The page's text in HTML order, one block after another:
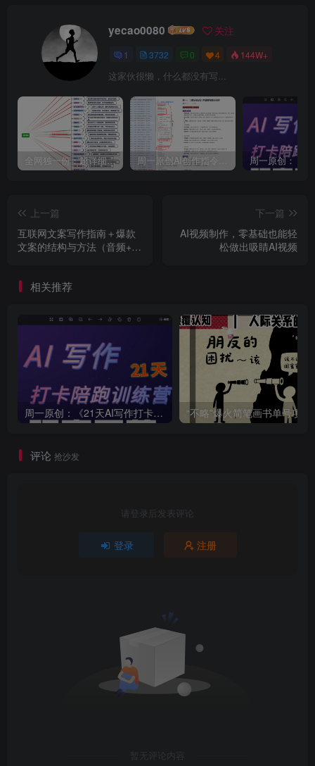
yecao0080 关注
1 3732 0 4 144W+
这家伙很懒，什么都没有写...
全网独一份：超详细的40+个自媒体赛道领域解析手册，让你的内容创作不再局限！ 周一原创AI创作指令词：30+个领域赛道的创作提示词集合
上一篇
互联网文案写作指南＋爆款
文案的结构与方法（音频+文
下一篇
AI视频制作，零基础也能轻
松做出吸睛AI视频
相关推荐
周一原创：《21天AI写作打卡陪跑训练营》全部内容讲解！（网站会员免费学习…）
评论 抢沙发
请登录后发表评论
登录 注册
暂无评论内容